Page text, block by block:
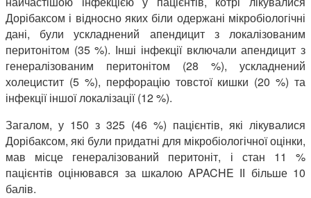
Дорібаксом і відносно яких біли одержані мікробіологічні
дані, були ускладнений апендицит з локалізованим
перитонітом (35 %). Інші інфекції включали апендицит з
генералізованим перитонітом (28 %), ускладнений
холецистит (5 %), перфорацію товстої кишки (20 %) та
інфекції іншої локалізації (12 %).
Загалом, у 150 з 325 (46 %) пацієнтів, які лікувалися
Дорібаксом, які були придатні для мікробіологічної оцінки,
мав місце генералізований перитоніт, і стан 11 %
пацієнтів оцінювався за шкалою APACHE ІІ більше 10
балів.